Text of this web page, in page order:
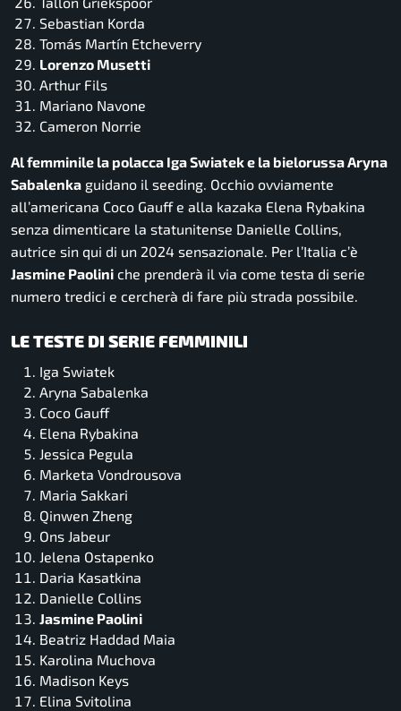
Sebastian Korda
Tomás Martín Etcheverry
Lorenzo Musetti
Arthur Fils
Mariano Navone
Cameron Norrie
Al femminile la polacca Iga Swiatek e la bielorussa Aryna
Sabalenka guidano il seeding. Occhio ovviamente
all’americana Coco Gauff e alla kazaka Elena Rybakina
senza dimenticare la statunitense Danielle Collins,
autrice sin qui di un 2024 sensazionale. Per l’Italia c’è
Jasmine Paolini che prenderà il via come testa di serie
numero tredici e cercherà di fare più strada possibile.
LE TESTE DI SERIE FEMMINILI
Iga Swiatek
Aryna Sabalenka
Coco Gauff
Elena Rybakina
Jessica Pegula
Marketa Vondrousova
Maria Sakkari
Qinwen Zheng
Ons Jabeur
Jelena Ostapenko
Daria Kasatkina
Danielle Collins
Jasmine Paolini
Beatriz Haddad Maia
Karolina Muchova
Madison Keys
Elina Svitolina